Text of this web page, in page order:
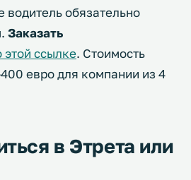
водитель обязательно
Заказать
этой ссылке. Стоимость
евро для компании из 4
в Этрета или